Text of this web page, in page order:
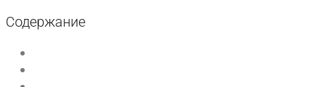
Содержание